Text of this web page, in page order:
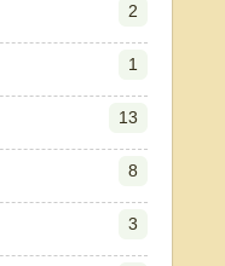
2
1
13
8
3